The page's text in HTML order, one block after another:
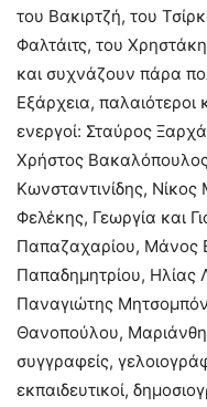
του Βακιρτζή, του
Φαλτάιτς, του
και συχνάζουν πάρα
Εξάρχεια, παλαιότεροι
ενεργοί: Σταύρος
Χρήστος
Κωνσταντινίδης,
Φελέκης, Γεωργία και
Παπαζαχαρίου, Μάνος
Παπαδημητρίου, Ηλίας
Παναγιώτης
Θανοπούλου, Μαριάνθη
συγγραφείς,
εκπαιδευτικοί,